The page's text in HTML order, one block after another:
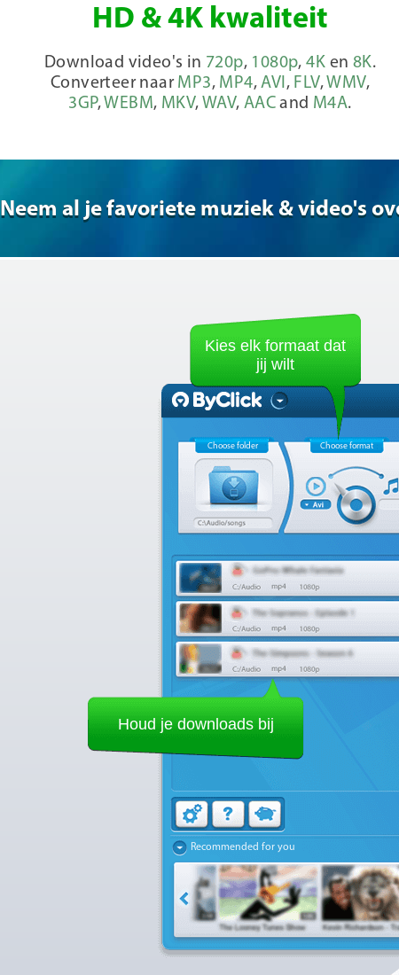
HD & 4K kwaliteit
Download video's in 720p, 1080p,4K en 8K.
Converteer naar MP3, MP4,AVI, FLV, WMV,
3GP, WEBM, MKV, WAV, AAC and M4A.
Neem al je favoriete muziek & video's
Kies elk formaat dat
jij wilt
Choose folder Choose format
Recommended for you
Houd je downloads bij